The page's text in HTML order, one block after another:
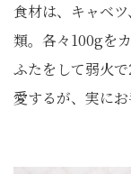
食材は、キャベ
類。各々100gを
ふたをして弱火
愛するが、実にお